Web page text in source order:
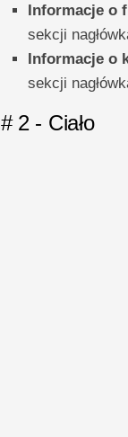
Informacje o
sekcji
Informacje o
sekcji
# 2 - Ciało